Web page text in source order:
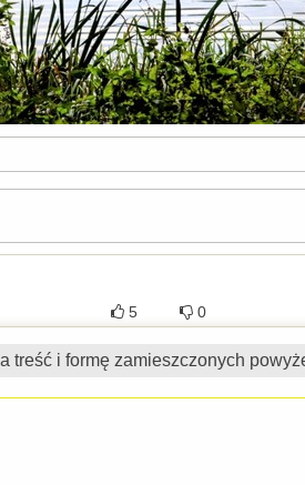
5 0
treść i formę zamieszczonych